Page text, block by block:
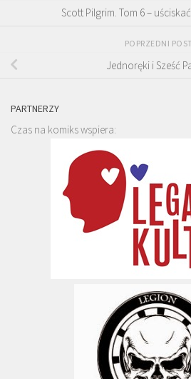
Scott Pilgrim. Tom 6 –
POPRZEDNI POST
Jednoręki i Sześć
PARTNERZY
Czas na komiks wspiera: